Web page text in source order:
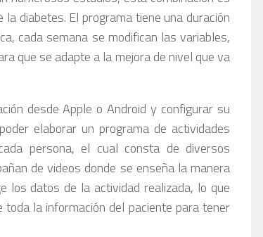
diabetes. El programa tiene una duración
cada semana se modifican las variables,
que se adapte a la mejora de nivel que va
desde Apple o Android y configurar su
elaborar un programa de actividades
persona, el cual consta de diversos
de videos donde se enseña la manera
los datos de la actividad realizada, lo que
la información del paciente para tener